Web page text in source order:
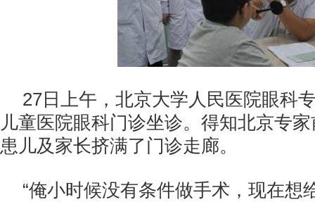
27日上午，北京大学人民医院眼科
儿童医院眼科门诊坐诊。得知北京专
患儿及家长挤满了门诊走廊。
“俺小时候没有条件做手术，现在想